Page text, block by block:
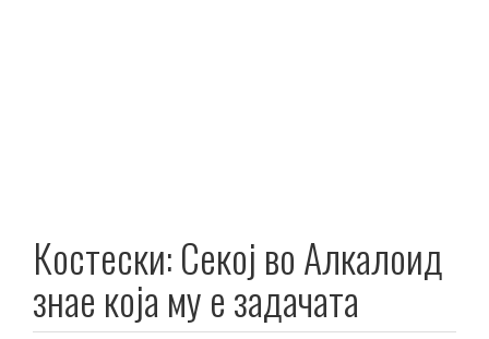
Костески: Секој во Алкалоид
знае која му е задачата